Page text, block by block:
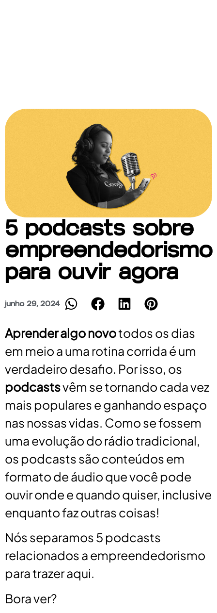
5 podcasts sobre
empreendedorismo
para ouvir agora
junho 29, 2024
Aprender algo novotodos os dias
em meio a uma rotina corrida é um
verdadeiro desafio. Por isso, os
podcastsvêm se tornando cada vez
mais populares e ganhando espaço
nas nossas vidas. Como se fossem
uma evolução do rádio tradicional,
os podcasts são conteúdos em
formato de áudio que você pode
ouvir onde e quando quiser, inclusive
enquanto faz outras coisas!
Nós separamos 5 podcasts
relacionados a empreendedorismo
para trazer aqui.
Bora ver?